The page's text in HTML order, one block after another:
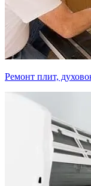
Ремонт плит,